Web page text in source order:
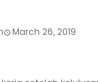
March 26, 2019